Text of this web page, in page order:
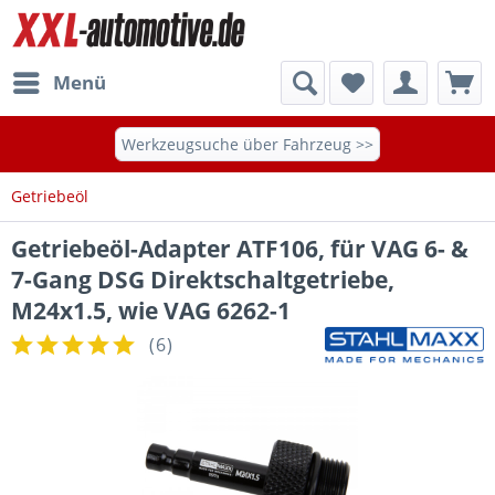
Menü
Werkzeugsuche über Fahrzeug >>
Getriebeöl
Getriebeöl-Adapter ATF106, für VAG 6- &
7-Gang DSG Direktschaltgetriebe,
M24x1.5, wie VAG 6262-1
(6)